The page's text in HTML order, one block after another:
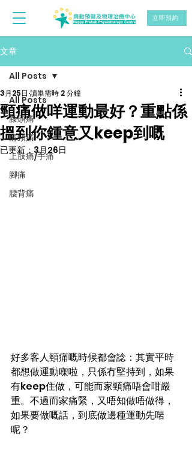
立即預約
文章
All Posts
膝頭痛
肩頸痛
上肢痛/手痛
腳痛
腰背痛
All Posts
頸痛做咩運動最好？重點係
搵到你鍾意又keep到嘅
3月25日 讀畢需時 2 分鐘
已更新：3月26日
好多客人頸痛嘅時候都會諗：其實平時
都想做運動㗎啦，只係冇堅持到，如果
有keep住做，可能而家頸痛唔會咁嚴
重。不過而家痛緊，又唔知做唔做得，
如果要做嘅話，到底做邊種運動先啱
呢？